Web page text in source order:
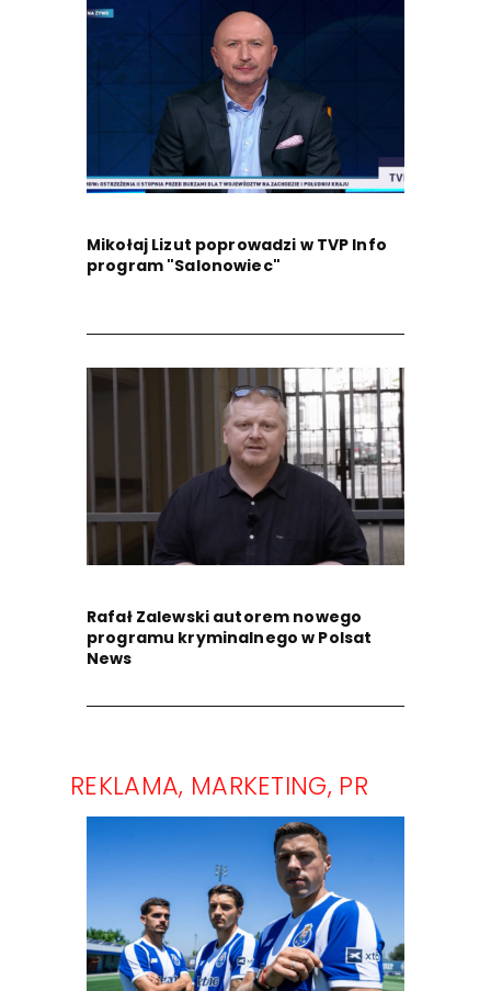
Mikołaj Lizut poprowadzi w TVP Info
program "Salonowiec"
Rafał Zalewski autorem nowego
programu kryminalnego w Polsat
News
REKLAMA, MARKETING, PR